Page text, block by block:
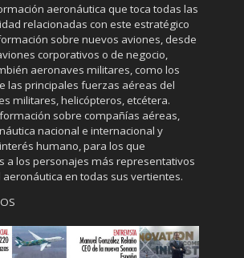
aeronáutica que toca todas las
relacionadas con este estratégico
sobre nuevos aviones, desde
corporativos o de negocio,
aeronaves militares, como los
las principales fuerzas aéreas del
militares, helicópteros, etcétera.
sobre compañías aéreas,
nacional e internacional y
humano, para los que
a los personajes más representativos
aeronáutica en todas sus vertientes.